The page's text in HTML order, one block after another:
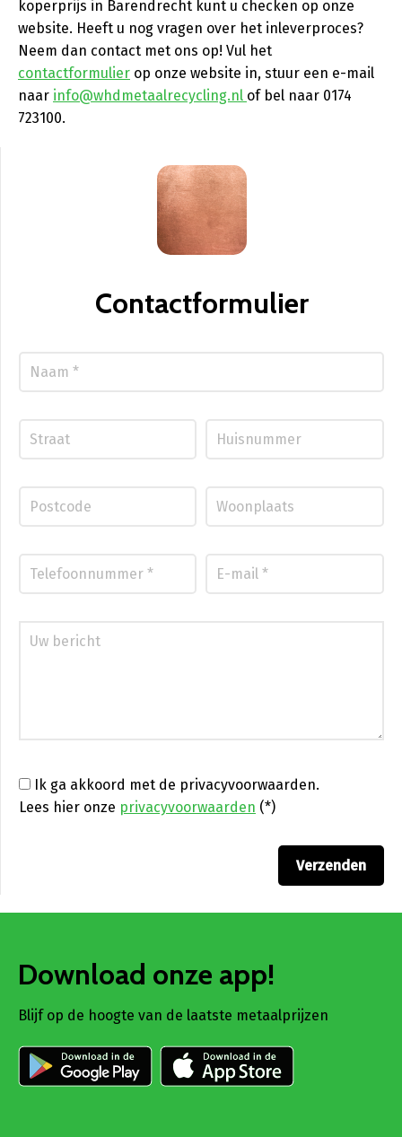
koperprijs in Barendrecht kunt u checken op onze
website. Heeft u nog vragen over het inleverproces?
Neem dan contact met ons op! Vul het
contactformulier op onze website in, stuur een e-mail
naar info@whdmetaalrecycling.nl of bel naar 0174
723100.
Contactformulier
Ik ga akkoord met de privacyvoorwaarden.
Lees hier onze privacyvoorwaarden (*)
Download onze app!
Blijf op de hoogte van de laatste metaalprijzen